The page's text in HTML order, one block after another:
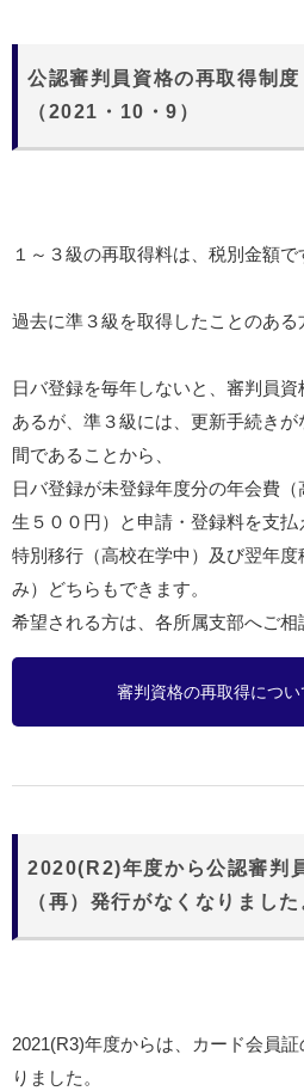
公認審判員資格の再取得制
（2021・10・9）
１～３級の再取得料は、税別金額で
過去に準３級を取得したことのある
日バ登録を毎年しないと、審判員
あるが、準３級には、更新手続き
間であることから、
日バ登録が未登録年度分の年会費
生５００円）と申請・登録料を支払
特別移行（高校在学中）及び翌年
み）どちらもできます。
希望される方は、各所属支部へご相
審判資格の再取得につい
2020(R2)年度から公認審判
（再）発行がなくなりました
2021(R3)年度からは、カード会員
りました。